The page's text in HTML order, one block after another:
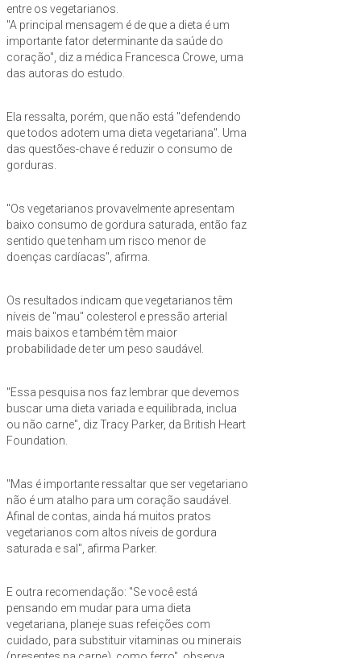
entre os vegetarianos.
"A principal mensagem é de que a dieta é um
importante fator determinante da saúde do
coração", diz a médica Francesca Crowe, uma
das autoras do estudo.
Ela ressalta, porém, que não está "defendendo
que todos adotem uma dieta vegetariana". Uma
das questões-chave é reduzir o consumo de
gorduras.
"Os vegetarianos provavelmente apresentam
baixo consumo de gordura saturada, então faz
sentido que tenham um risco menor de
doenças cardíacas", afirma.
Os resultados indicam que vegetarianos têm
níveis de "mau" colesterol e pressão arterial
mais baixos e também têm maior
probabilidade de ter um peso saudável.
"Essa pesquisa nos faz lembrar que devemos
buscar uma dieta variada e equilibrada, inclua
ou não carne", diz Tracy Parker, da British Heart
Foundation.
"Mas é importante ressaltar que ser vegetariano
não é um atalho para um coração saudável.
Afinal de contas, ainda há muitos pratos
vegetarianos com altos níveis de gordura
saturada e sal", afirma Parker.
E outra recomendação: "Se você está
pensando em mudar para uma dieta
vegetariana, planeje suas refeições com
cuidado, para substituir vitaminas ou minerais